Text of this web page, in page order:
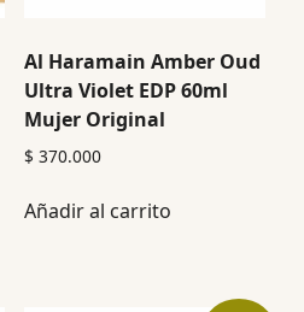
Al Haramain Amber Oud
Ultra Violet EDP 60ml
Mujer Original
$ 370.000
Añadir al carrito